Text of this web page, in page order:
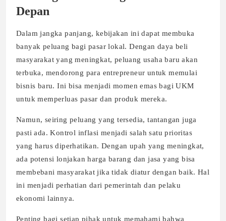
Depan
Dalam jangka panjang, kebijakan ini dapat membuka
banyak peluang bagi pasar lokal. Dengan daya beli
masyarakat yang meningkat, peluang usaha baru akan
terbuka, mendorong para entrepreneur untuk memulai
bisnis baru. Ini bisa menjadi momen emas bagi UKM
untuk memperluas pasar dan produk mereka.
Namun, seiring peluang yang tersedia, tantangan juga
pasti ada. Kontrol inflasi menjadi salah satu prioritas
yang harus diperhatikan. Dengan upah yang meningkat,
ada potensi lonjakan harga barang dan jasa yang bisa
membebani masyarakat jika tidak diatur dengan baik. Hal
ini menjadi perhatian dari pemerintah dan pelaku
ekonomi lainnya.
Penting bagi setiap pihak untuk memahami bahwa